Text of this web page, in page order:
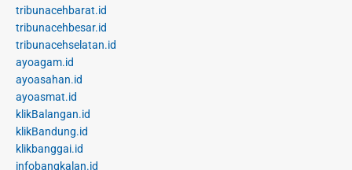
tribunacehbarat.id
tribunacehbesar.id
tribunacehselatan.id
ayoagam.id
ayoasahan.id
ayoasmat.id
klikBalangan.id
klikBandung.id
klikbanggai.id
infobangkalan.id